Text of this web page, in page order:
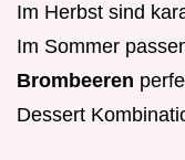
Im Herbst sind
Im Sommer
Brombeeren
Dessert